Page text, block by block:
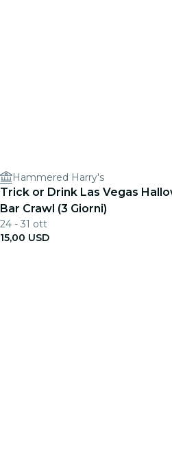
Hammered Harry's
Trick or Drink Las Vegas
Bar Crawl (3 Giorni)
24 - 31 ott
15,00 USD